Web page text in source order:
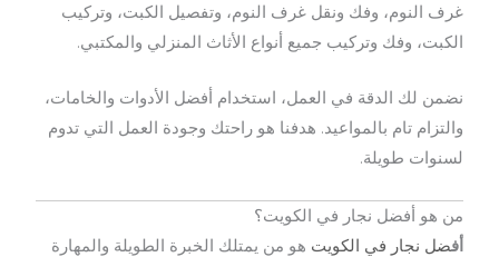
غرف النوم، وفك ونقل غرف النوم، وتفصيل الكبت، وتركيب
الكبت، وفك وتركيب جميع أنواع الأثاث المنزلي والمكتبي.
نضمن لك الدقة في العمل، استخدام أفضل الأدوات والخامات،
والتزام تام بالمواعيد. هدفنا هو راحتك وجودة العمل التي تدوم
لسنوات طويلة.
من هو أفضل نجار في الكويت؟
أفضل نجار في الكويت هو من يمتلك الخبرة الطويلة والمهارة